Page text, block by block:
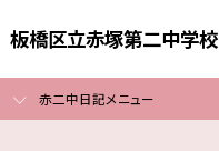
板橋区立赤塚第二中学校
赤二中日記メニュー